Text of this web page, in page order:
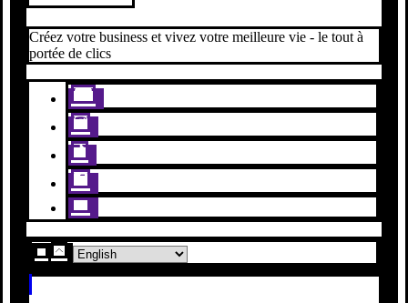
Créez votre business et vivez votre meilleure vie - le tout à
portée de clics